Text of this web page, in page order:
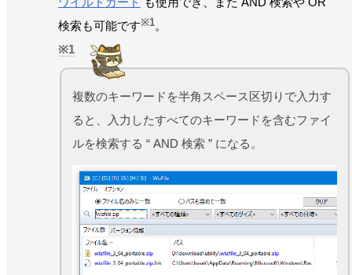
検索も可能です※1。
1
複数のキーワードを半角スペース区切りで入力す
ると、入力したすべてのキーワードを含むファイ
ルを検索する “ AND 検索 ” になる。